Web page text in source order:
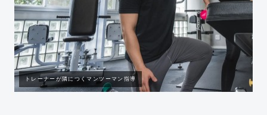
トレーナーが隣につくマンツーマン指導